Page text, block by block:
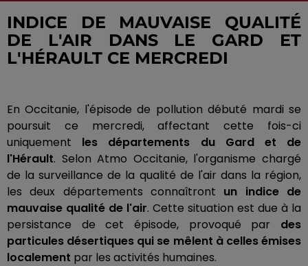
INDICE DE MAUVAISE QUALITÉ
DE L'AIR DANS LE GARD ET
L'HÉRAULT CE MERCREDI
En Occitanie, l'épisode de pollution débuté mardi se
poursuit ce mercredi, affectant cette fois-ci
uniquement les départements du Gard et de
l'Hérault. Selon Atmo Occitanie, l'organisme chargé
de la surveillance de la qualité de l'air dans la région,
les deux départements connaîtront un indice de
mauvaise qualité de l'air. Cette situation est due à la
persistance de cet épisode, provoqué par des
particules désertiques qui se mêlent à celles émises
localement par les activités humaines.